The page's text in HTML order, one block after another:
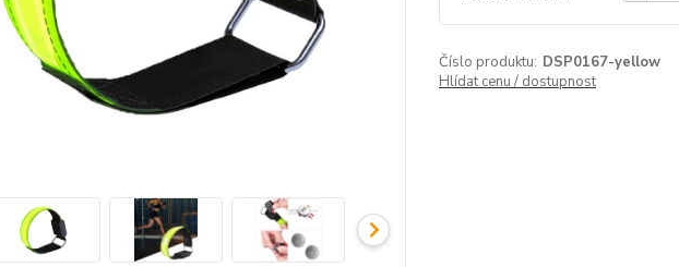
Číslo produktu: DSP0167-yellow
Hlídat cenu / dostupnost